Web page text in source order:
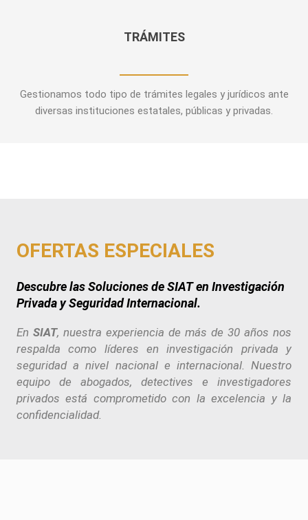
TRÁMITES
Gestionamos todo tipo de trámites legales y jurídicos ante
diversas instituciones estatales, públicas y privadas.
OFERTAS ESPECIALES
Descubre las Soluciones deSIATen Investigación
Privada y Seguridad Internacional.
En SIAT, nuestra experiencia de más de 30 años nos
respalda como líderes en investigación privada y
seguridad a nivel nacional e internacional. Nuestro
equipo de abogados, detectives e investigadores
privados está comprometido con la excelencia y la
confidencialidad.